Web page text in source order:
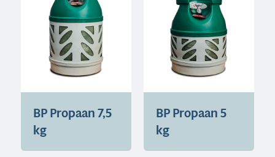
BP Propaan 7,5
kg
BP Propaan 5
kg